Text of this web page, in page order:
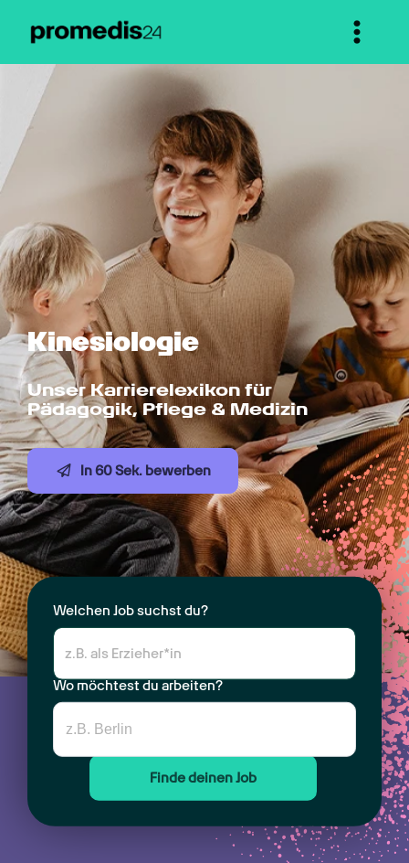
Kinesio­logie
Unser Karrierelexikon für
Pädagogik, Pflege & Medizin
In 60 Sek. bewerben
Welchen Job suchst du?
Wo möchtest du arbeiten?
Finde deinen Job